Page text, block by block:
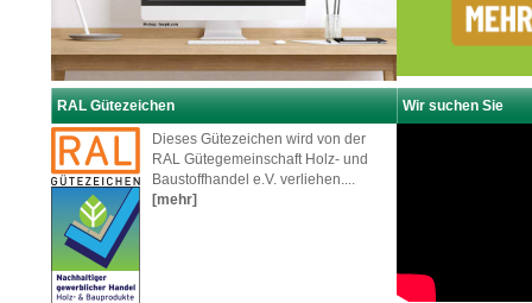
RAL Gütezeichen
Dieses Gütezeichen wird von der
RAL Gütegemeinschaft Holz- und
Baustoffhandel e.V. verliehen....
[mehr]
Wir suchen Sie